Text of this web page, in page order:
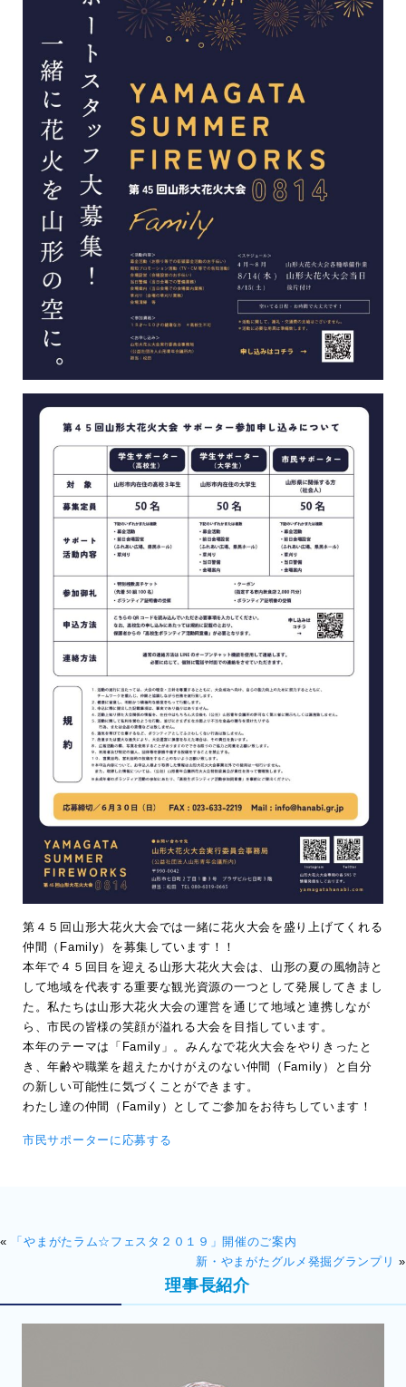
第４５回山形大花火大会では一緒に花火大会を盛り上げてくれる
仲間（Family）を募集しています！！
本年で４５回目を迎える山形大花火大会は、山形の夏の風物詩と
して地域を代表する重要な観光資源の一つとして発展してきまし
た。私たちは山形大花火大会の運営を通じて地域と連携しなが
ら、市民の皆様の笑顔が溢れる大会を目指しています。
本年のテーマは「Family」。みんなで花火大会をやりきったと
き、年齢や職業を超えたかけがえのない仲間（Family）と自分
の新しい可能性に気づくことができます。
わたし達の仲間（Family）としてご参加をお待ちしています！
市民サポーターに応募する
«
「やまがたラム☆フェスタ２０１９」開催のご案内
新・やまがたグルメ発掘グランプリ »
理事長紹介